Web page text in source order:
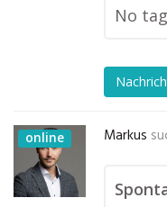
No
online Markus